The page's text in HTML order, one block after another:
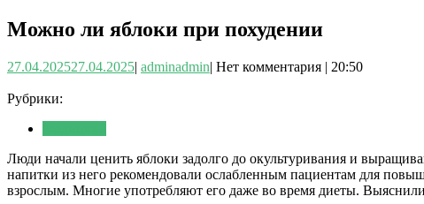
Можно ли яблоки при похудении
27.04.202527.04.2025| adminadmin| Нет комментария | 20:50
Рубрики:
Люди начали ценить яблоки задолго до окультуривания и
напитки из него рекомендовали ослабленным пациентам для
взрослым. Многие употребляют его даже во время диеты.